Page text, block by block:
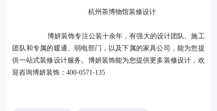
杭州茶博物馆装修设计
博妍装饰专注公装十余年，有强大的设计团队、施工
团队和专属的暖通、弱电部门，以及下属的家具公司，能为您提
供一站式装修设计服务。博妍装饰能为您提供更多装修设计，欢
迎咨询博妍装饰：400-0571-135